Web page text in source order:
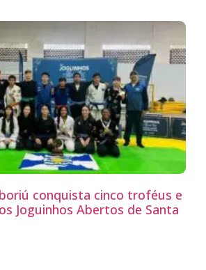
conquista cinco troféus e
Joguinhos Abertos de Santa